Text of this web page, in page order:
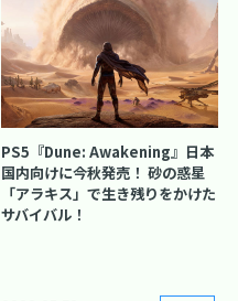
PS5『Dune: Awakening』日本
国内向けに今秋発売！ 砂の惑星
「アラキス」で生き残りをかけた
サバイバル！